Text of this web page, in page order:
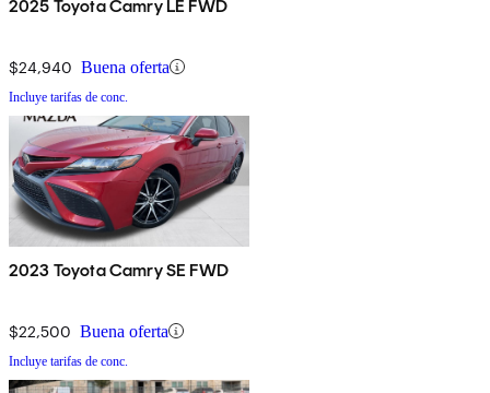
2025 Toyota Camry LE FWD
$24,940 Buena oferta
Incluye tarifas de conc.
2023 Toyota Camry SE FWD
$22,500 Buena oferta
Incluye tarifas de conc.